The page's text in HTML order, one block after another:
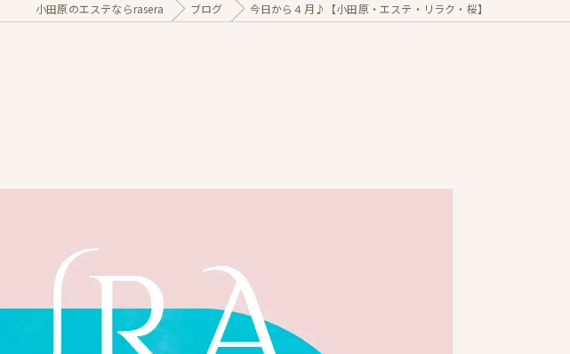
痩身
小田原のエステならrasera ブログ 今日から４月♪【小田原・エステ・リラク・桜】